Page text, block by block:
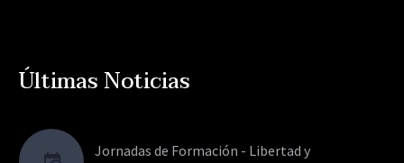
Últimas Noticias
Jornadas de Formación - Libertad y